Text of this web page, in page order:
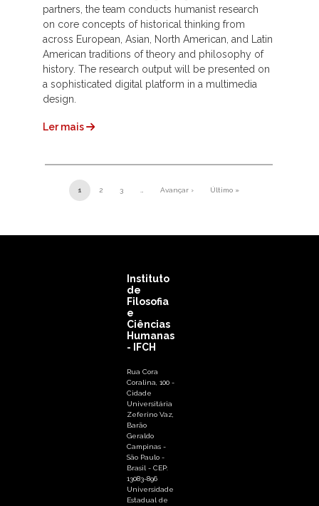
partners, the team conducts humanist research
on core concepts of historical thinking from
across European, Asian, North American, and Latin
American traditions of theory and philosophy of
history. The research output will be presented on
a sophisticated digital platform in a multimedia
design.
Ler mais
Paginación
1 2 3 … Avançar ›
Siguiente página
Último »
Última página
Instituto
de
Filosofia
e
Ciências
Humanas
- IFCH
Rua Cora
Coralina, 100 -
Cidade
Universitária
Zeferino Vaz,
Barão
Geraldo
Campinas -
São Paulo -
Brasil - CEP:
13083-896
Universidade
Estadual de